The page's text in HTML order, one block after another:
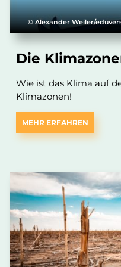
© Alexander Weiler/
Die
Wie ist das Klima auf
Klimazonen!
MEHR ERFAHREN